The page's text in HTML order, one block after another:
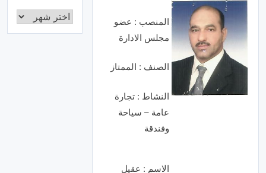
المنصب : عضو
مجلس الادارة
الصنف : الممتاز
النشاط : تجارة
عامة – سياحة
وفندقة
الاسم : عقيل